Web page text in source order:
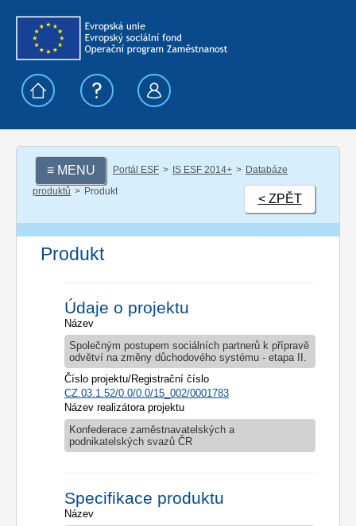
≡ MENU Portál ESF IS ESF 2014+
Databáze
produktů
Produkt
< ZPĚT
Produkt
Údaje o projektu
Název
Společným postupem sociálních partnerů k přípravě
odvětví na změny důchodového systému - etapa II.
Číslo projektu/Registrační číslo
CZ.03.1.52/0.0/0.0/15_002/0001783
Název realizátora projektu
Konfederace zaměstnavatelských a
podnikatelských svazů ČR
Specifikace produktu
Název